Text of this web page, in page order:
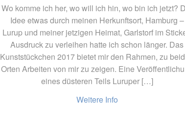
Wo komme ich her, wo will ich hin, wo bin ich jetzt?
Idee etwas durch meinen Herkunftsort, Hamburg –
Lurup und meiner jetzigen Heimat, Garlstorf im
Ausdruck zu verleihen hatte ich schon länger. Das
Kunststückchen 2017 bietet mir den Rahmen, zu
Orten Arbeiten von mir zu zeigen. Eine
eines düsteren Teils Luruper […]
Weitere Info